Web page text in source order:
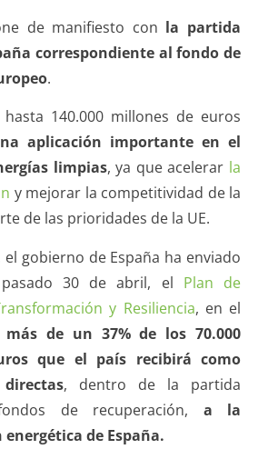
de manifiesto con la partida
correspondiente al fondo de
.
hasta 140.000 millones de euros
aplicación importante en el
limpias, ya que acelerar la
y mejorar la competitividad de la
de las prioridades de la UE.
gobierno de España ha enviado
30 de abril, el Plan de
y Resiliencia, en el
más de un 37% de los 70.000
que el país recibirá como
, dentro de la partida
de recuperación, a la
de España.